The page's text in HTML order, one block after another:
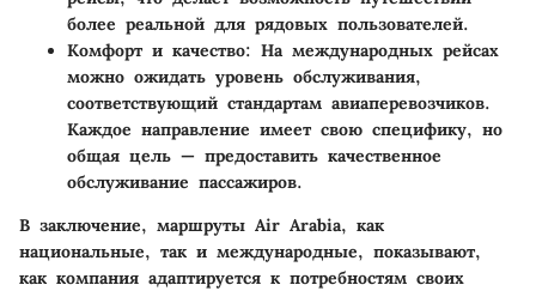
более реальной для рядовых пользователей.
Комфорт и качество: На международных рейсах
можно ожидать уровень обслуживания,
соответствующий стандартам авиаперевозчиков.
Каждое направление имеет свою специфику, но
общая цель — предоставить качественное
обслуживание пассажиров.
В заключение, маршруты Air Arabia, как
национальные, так и международные, показывают,
как компания адаптируется к потребностям своих